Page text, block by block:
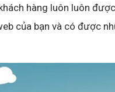
hàng luôn luôn
của bạn và có được